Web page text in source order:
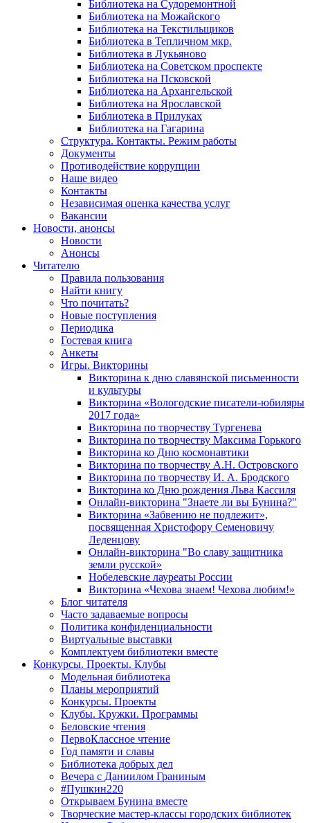
Библиотека на Судоремонтной
Библиотека на Можайского
Библиотека на Текстильщиков
Библиотека в Тепличном мкр.
Библиотека в Лукьяново
Библиотека на Советском проспекте
Библиотека на Псковской
Библиотека на Архангельской
Библиотека на Ярославской
Библиотека в Прилуках
Библиотека на Гагарина
Структура. Контакты. Режим работы
Документы
Противодействие коррупции
Наше видео
Контакты
Независимая оценка качества услуг
Вакансии
Новости, анонсы
Новости
Анонсы
Читателю
Правила пользования
Найти книгу
Что почитать?
Новые поступления
Периодика
Гостевая книга
Анкеты
Игры. Викторины
Викторина к дню славянской письменности
и культуры
Викторина «Вологодские писатели-юбиляры
2017 года»
Викторина по творчеству Тургенева
Викторина по творчеству Максима Горького
Викторина ко Дню космонавтики
Викторина по творчеству А.Н. Островского
Викторина по творчеству И. А. Бродского
Викторина ко Дню рождения Льва Кассиля
Онлайн-викторина "Знаете ли вы Бунина?"
Викторина «Забвению не подлежит»,
посвященная Христофору Семеновичу
Леденцову
Онлайн-викторина "Во славу защитника
земли русской»
Нобелевские лауреаты России
Викторина «Чехова знаем! Чехова любим!»
Блог читателя
Часто задаваемые вопросы
Политика конфиденциальности
Виртуальные выставки
Комплектуем библиотеки вместе
Конкурсы. Проекты. Клубы
Модельная библиотека
Планы мероприятий
Конкурсы. Проекты
Клубы. Кружки. Программы
Беловские чтения
ПервоКлассное чтение
Год памяти и славы
Библиотека добрых дел
Вечера с Даниилом Граниным
#Пушкин220
Открываем Бунина вместе
Творческие мастер-классы городских библиотек